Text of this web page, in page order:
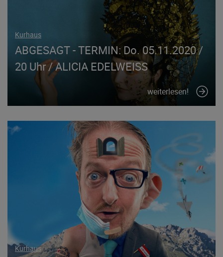
Kurhaus
ABGESAGT - TERMIN: Do. 05.11.2020 /
20 Uhr / ALICIA EDELWEISS
weiterlesen!
Kurhaus